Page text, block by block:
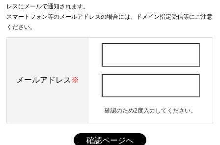
レスにメールで通知されます。
スマートフォン等のメールアドレスの場合には、ドメイン指定受信等にご注意
ください。
メールアドレス ※
確認のため2度入力してください。
確認ページへ